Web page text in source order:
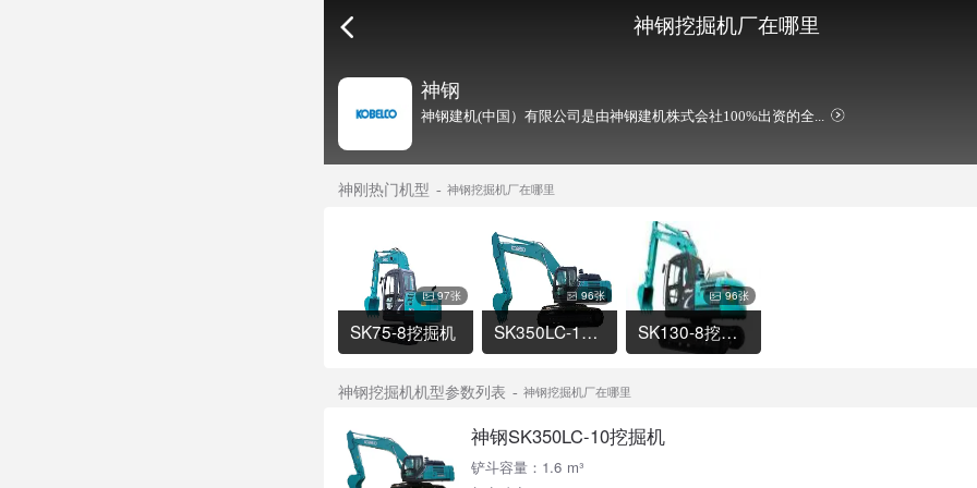
神钢挖掘机厂在哪里
神钢
神钢建机(中国）有限公司是由神钢建机株式会社100%出资的全...
神刚热门机型 神钢挖掘机厂在哪里
97张
SK75-8挖掘机
96张
SK350LC-10挖掘机
96张
SK130-8挖掘机
神钢挖掘机机型参数列表 神钢挖掘机厂在哪里
神钢SK350LC-10挖掘机
铲斗容量：1.6 m³